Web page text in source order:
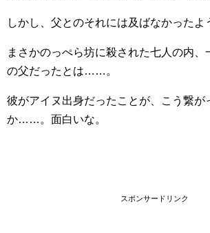
しかし、父とのそれには及ばなかったよ
まさかのっぺら坊に殺された七人の内、
の父だったとは……。
彼がアイヌ出身だったことが、こう繋が
か……。面白いな。
スポンサードリンク